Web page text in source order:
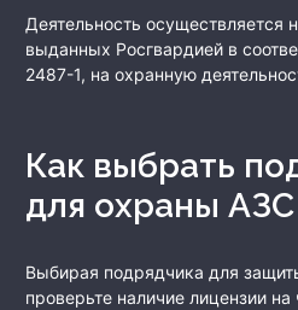
Деятельность осуществляется
выданных Росгвардией в
2487-1, на охранную
Как выбрать подрядчика
для охраны АЗС
Выбирая подрядчика для
проверьте наличие лицензии